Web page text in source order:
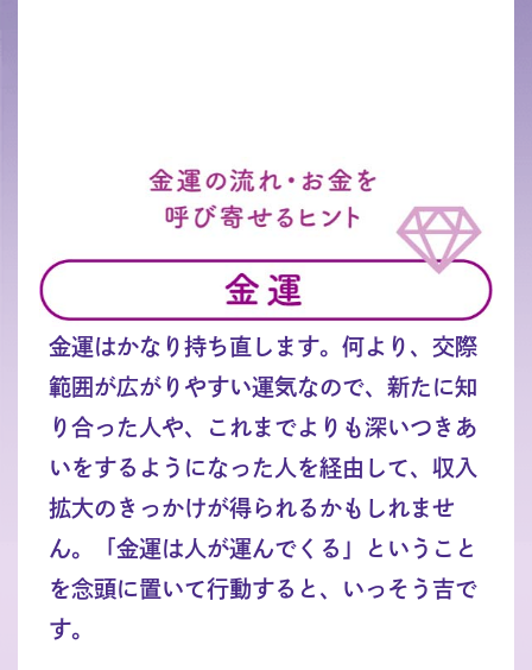
金運はかなり持ち直します。何より、交際
範囲が広がりやすい運気なので、新たに知
り合った人や、これまでよりも深いつきあ
いをするようになった人を経由して、収入
拡大のきっかけが得られるかもしれませ
ん。「金運は人が運んでくる」ということ
を念頭に置いて行動すると、いっそう吉で
す。